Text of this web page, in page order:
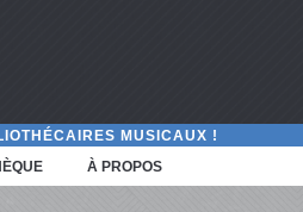
MUSICAUX !
À PROPOS